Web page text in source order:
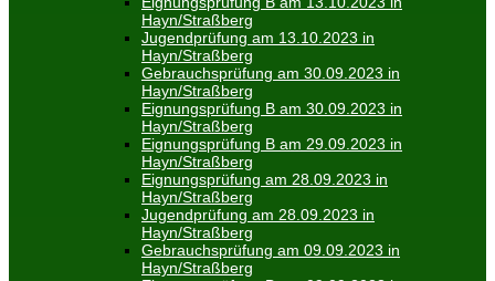
Hayn/Straßberg
Jugendprüfung am 13.10.2023 in
Hayn/Straßberg
Gebrauchsprüfung am 30.09.2023 in
Hayn/Straßberg
Eignungsprüfung B am 30.09.2023 in
Hayn/Straßberg
Eignungsprüfung B am 29.09.2023 in
Hayn/Straßberg
Eignungsprüfung am 28.09.2023 in
Hayn/Straßberg
Jugendprüfung am 28.09.2023 in
Hayn/Straßberg
Gebrauchsprüfung am 09.09.2023 in
Hayn/Straßberg